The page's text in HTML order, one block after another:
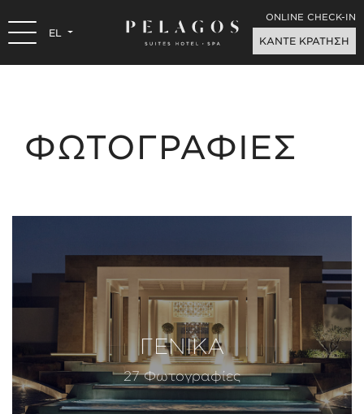
EL
ONLINE CHECK-IN
ΚΑΝΤΕ ΚΡΑΤΗΣΗ
ΦΩΤΟΓΡΑΦΙΕΣ
ΓΕΝΙΚΑ
27 Φωτογραφίες